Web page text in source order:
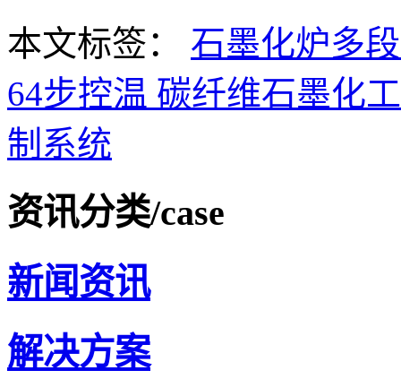
本文标签： 石墨化炉多
64步控温 碳纤维石墨化
制系统
资讯分类/case
新闻资讯
解决方案